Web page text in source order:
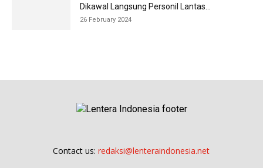
Dikawal Langsung Personil Lantas...
26 February 2024
Contact us:redaksi@lenteraindonesia.net